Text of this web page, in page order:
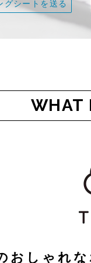
グシートを送る
WHAT
おしゃれ